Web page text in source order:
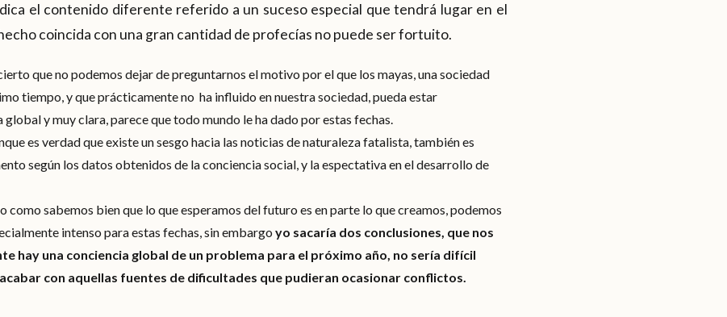
el contenido diferente referido a un suceso especial que tendrá lugar en el
coincida con una gran cantidad de profecías no puede ser fortuito.
que no podemos dejar de preguntarnos el motivo por el que los mayas, una sociedad
tiempo, y que prácticamente no ha influido en nuestra sociedad, pueda estar
y muy clara, parece que todo mundo le ha dado por estas fechas.
es verdad que existe un sesgo hacia las noticias de naturaleza fatalista, también es
según los datos obtenidos de la conciencia social, y la espectativa en el desarrollo de
como sabemos bien que lo que esperamos del futuro es en parte lo que creamos, podemos
intenso para estas fechas, sin embargo yo sacaría dos conclusiones, que nos
hay una conciencia global de un problema para el próximo año, no sería difícil
con aquellas fuentes de dificultades que pudieran ocasionar conflictos.